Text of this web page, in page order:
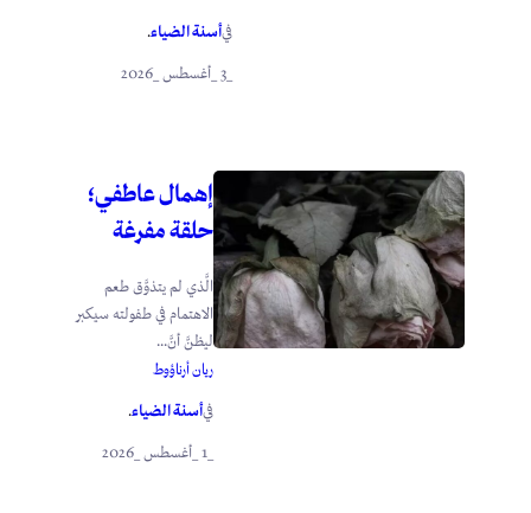
فيأسنة الضياء.
إهمال عاطفي؛
حلقة مفرغة
الَّذي لم يتذوَّق طعم
الاهتمام في طفولته سيكبر
ليظنَّ أنَّ...
ريان أرناؤوط
فيأسنة الضياء.
_1 _أغسطس _2026